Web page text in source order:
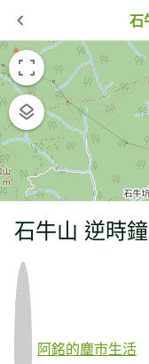
石
石牛山 逆時
阿銘的塵市生活